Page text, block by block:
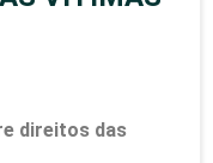
direitos das